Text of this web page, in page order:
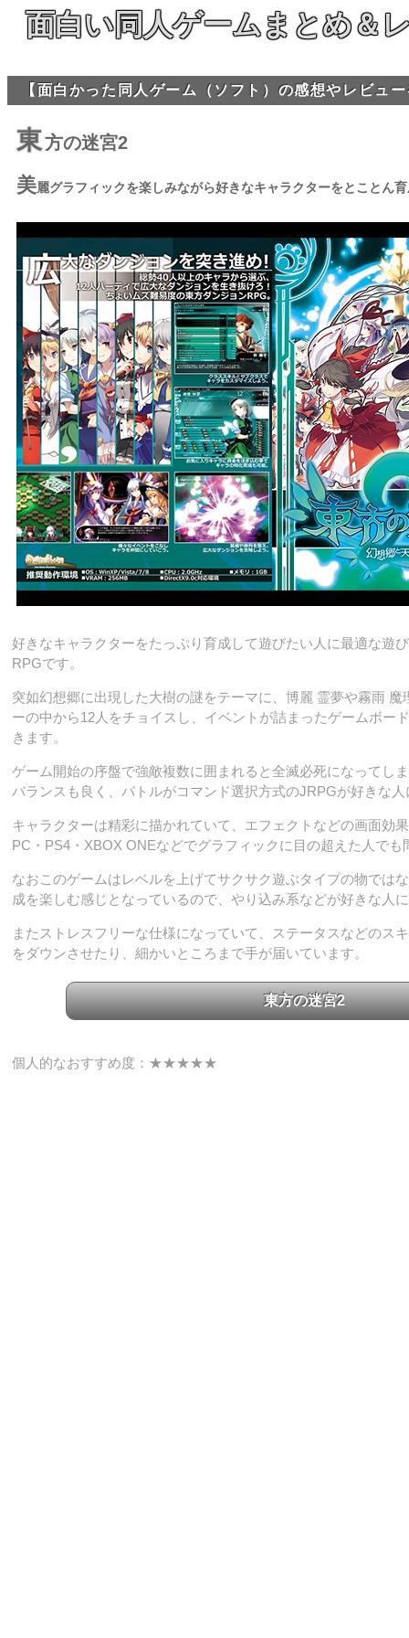
面白い同人ゲームまとめ＆
【面白かった同人ゲーム（ソフト）の感想やレビ
東方の迷宮2
美麗グラフィックを楽しみながら好きなキャラクターをとことん
好きなキャラクターをたっぷり育成して遊びたい人に最適な遊
RPGです。
突如幻想郷に出現した大樹の謎をテーマに、博麗 霊夢や霧雨
ーの中から12人をチョイスし、イベントが詰まったゲームボー
きます。
ゲーム開始の序盤で強敵複数に囲まれると全滅必死になってし
バランスも良く、バトルがコマンド選択方式のJRPGが好きな
キャラクターは精彩に描かれていて、エフェクトなどの画面効
PC・PS4・XBOX ONEなどでグラフィックに目の超えた人で
なおこのゲームはレベルを上げてサクサク遊ぶタイプの物では
成を楽しむ感じとなっているので、やり込み系などが好きな人
またストレスフリーな仕様になっていて、ステータスなどのス
をダウンさせたり、細かいところまで手が届いています。
東方の迷宮2
個人的なおすすめ度：★★★★★